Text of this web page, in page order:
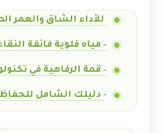
للأداء الشاق والعمر
– مياه قلوية فائقة
– قمة الرفاهية في
– دليلك الشامل